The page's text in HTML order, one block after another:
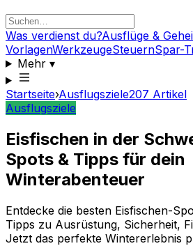
Was verdienst du?Ausflüge &
VorlagenWerkzeugeSteuernSpar-
Mehr▾
Startseite›Ausflugsziele207 Artikel
Ausflugsziele
Eisfischen in der
Spots & Tipps für dein
Winterabenteuer
Entdecke die besten Eisfischen-
Tipps zu Ausrüstung, Sicherheit,
Jetzt das perfekte Wintererlebnis